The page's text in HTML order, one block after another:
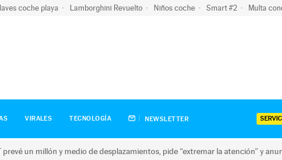
coche playa Lamborghini Revuelto Niños coche Smart #2 Multa
VIRALES TECNOLOGÍA NEWSLETTER
prevé un millón y medio de desplazamientos, pide “extremar la atención” y